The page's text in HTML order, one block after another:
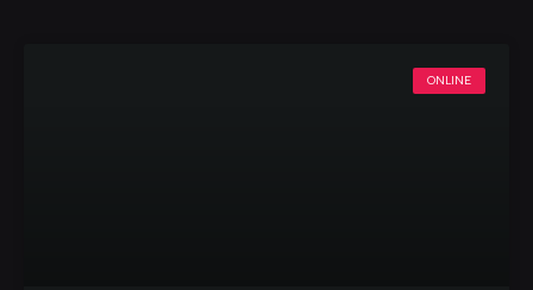
ONLINE